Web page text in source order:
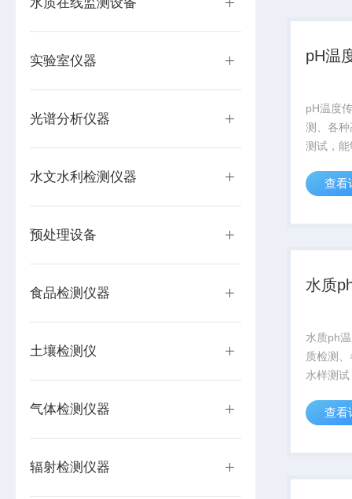
实验室仪器
光谱分析仪器
水文水利检测仪器
预处理设备
食品检测仪器
土壤检测仪
气体检测仪器
辐射检测仪器
pH温
pH温度
测、各
测试，
信号输出
4-20mA
查看
水质
水质ph
质检测
水样测
要求。
4-20mA
查看